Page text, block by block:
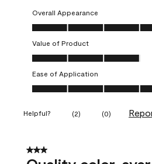
Overall Appearance
Overall Appearance, 5.0 out of 5
Value of Product
Value of Product, 3.0 out of 5
Ease of Application
Ease of Application, 5.0 out of 5
Helpful? (2) (0)
3 out of 5 stars.